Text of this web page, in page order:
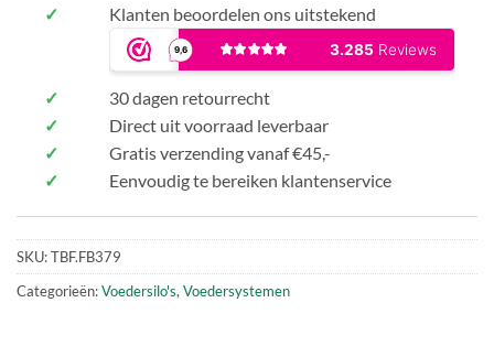
✓ Klanten beoordelen ons uitstekend
✓
30 dagen retourrecht
✓
Direct uit voorraad leverbaar
✓
Gratis verzending vanaf €45,-
✓
Eenvoudig te bereiken klantenservice
SKU:TBF.FB379
Categorieën:Voedersilo's, Voedersystemen